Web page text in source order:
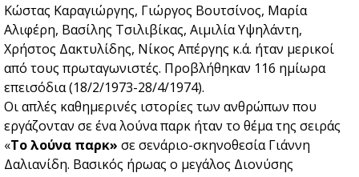
Κώστας Καραγιώργης, Γιώργος Βουτσίνος, Μαρία
Αλιφέρη, Βασίλης Τσιλιβίκας, Αιμιλία Υψηλάντη,
Χρήστος Δακτυλίδης, Νίκος Απέργης κ.ά. ήταν μερικοί
από τους πρωταγωνιστές. Προβλήθηκαν 116 ημίωρα
επεισόδια (18/2/1973-28/4/1974).
Οι απλές καθημερινές ιστορίες των ανθρώπων που
εργάζονταν σε ένα λούνα παρκ ήταν το θέμα της σειράς
«Το λούνα παρκ» σε σενάριο-σκηνοθεσία Γιάννη
Δαλιανίδη. Βασικός ήρωας ο μεγάλος Διονύσης